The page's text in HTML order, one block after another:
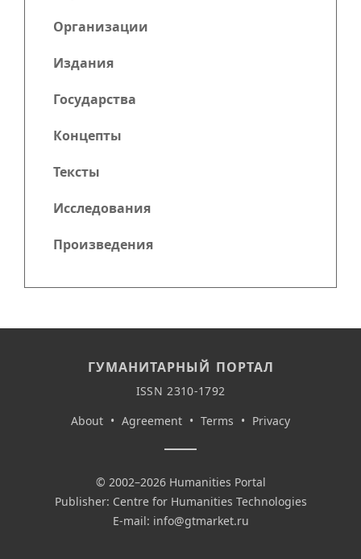
Организации
Издания
Государства
Концепты
Тексты
Исследования
Произведения
ГУМАНИТАРНЫЙ ПОРТАЛ
ISSN 2310-1792
About • Agreement • Terms • Privacy
© 2002–2026 Humanities Portal
Publisher: Centre for Humanities Technologies
E-mail: info@gtmarket.ru